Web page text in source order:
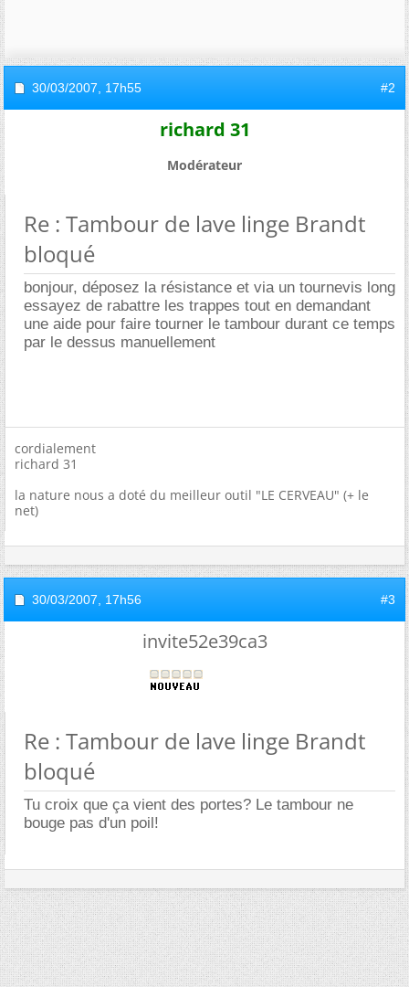
30/03/2007, 17h55 #2
richard 31
Modérateur
Re : Tambour de lave linge Brandt
bloqué
bonjour, déposez la résistance et via un tournevis long
essayez de rabattre les trappes tout en demandant
une aide pour faire tourner le tambour durant ce temps
par le dessus manuellement
cordialement
richard 31
la nature nous a doté du meilleur outil "LE CERVEAU" (+ le
net)
30/03/2007, 17h56 #3
invite52e39ca3
Re : Tambour de lave linge Brandt
bloqué
Tu croix que ça vient des portes? Le tambour ne
bouge pas d'un poil!